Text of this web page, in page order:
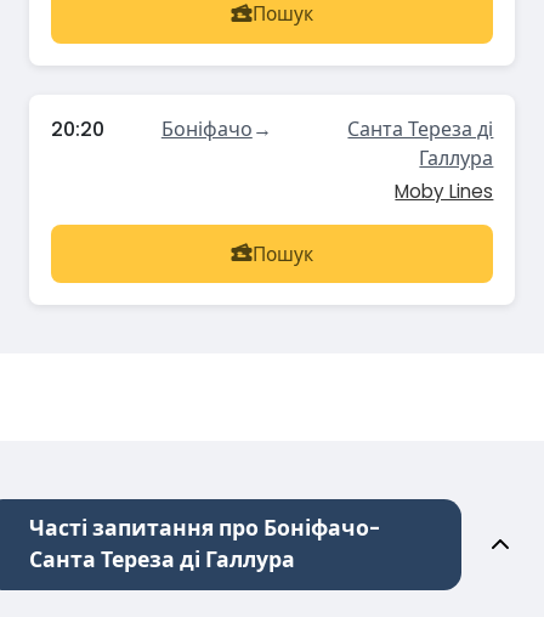
Пошук
20:20 Боніфачо→
Санта Тереза ді
Галлура
Moby Lines
Пошук
Часті запитання про Боніфачо-
Санта Тереза ді Галлура